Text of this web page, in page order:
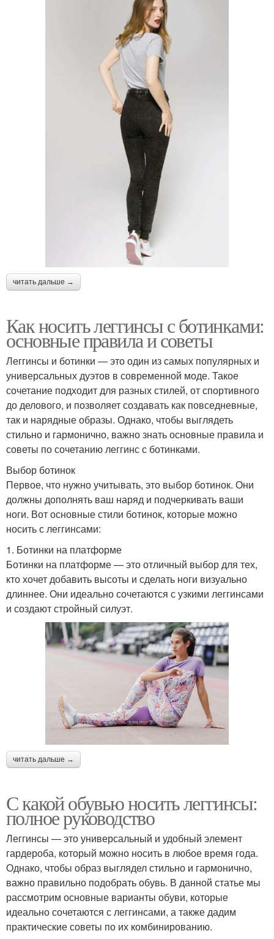
читать дальше →
Как носить леггинсы с ботинками:
основные правила и советы
Леггинсы и ботинки — это один из самых популярных и
универсальных дуэтов в современной моде. Такое
сочетание подходит для разных стилей, от спортивного
до делового, и позволяет создавать как повседневные,
так и нарядные образы. Однако, чтобы выглядеть
стильно и гармонично, важно знать основные правила и
советы по сочетанию леггинс с ботинками.
Выбор ботинок
Первое, что нужно учитывать, это выбор ботинок. Они
должны дополнять ваш наряд и подчеркивать ваши
ноги. Вот основные стили ботинок, которые можно
носить с леггинсами:
1. Ботинки на платформе
Ботинки на платформе — это отличный выбор для тех,
кто хочет добавить высоты и сделать ноги визуально
длиннее. Они идеально сочетаются с узкими леггинсами
и создают стройный силуэт.
читать дальше →
С какой обувью носить леггинсы:
полное руководство
Леггинсы — это универсальный и удобный элемент
гардероба, который можно носить в любое время года.
Однако, чтобы образ выглядел стильно и гармонично,
важно правильно подобрать обувь. В данной статье мы
рассмотрим основные варианты обуви, которые
идеально сочетаются с леггинсами, а также дадим
практические советы по их комбинированию.